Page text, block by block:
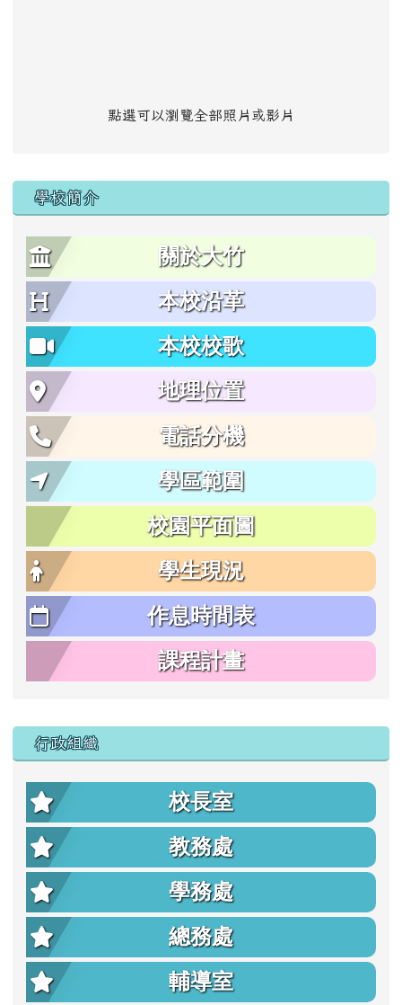
點選可以瀏覽全部照片或影片
學校簡介
關於大竹
本校沿革
本校校歌
地理位置
電話分機
學區範圍
校園平面圖
學生現況
作息時間表
課程計畫
行政組織
校長室
教務處
學務處
總務處
輔導室